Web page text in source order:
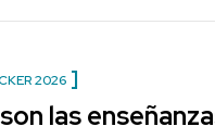
2026
las